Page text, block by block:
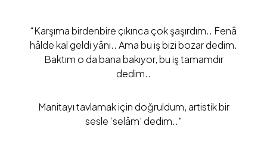
“Karşıma birdenbire çıkınca çok şaşırdım.. Fenâ
hâlde kal geldi yâni.. Ama bu iş bizi bozar dedim.
Baktım o da bana bakıyor, bu iş tamamdır
dedim..
Manitayı tavlamak için doğruldum, artistik bir
sesle ‘selâm’ dedim..”